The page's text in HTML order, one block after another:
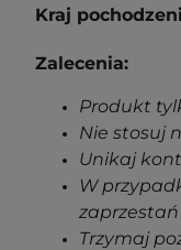
Kraj
Zalecenia:
Produkt
Nie stosuj
Unikaj
W
Trzymaj